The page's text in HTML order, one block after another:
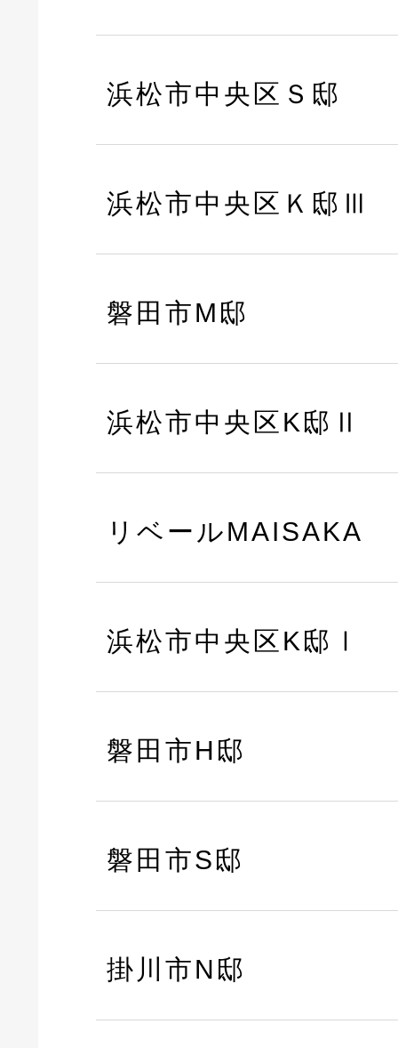
浜松市中央区Ｓ邸
浜松市中央区Ｋ邸Ⅲ
磐田市M邸
浜松市中央区K邸Ⅱ
リベールMAISAKA
浜松市中央区K邸Ⅰ
磐田市H邸
磐田市S邸
掛川市N邸